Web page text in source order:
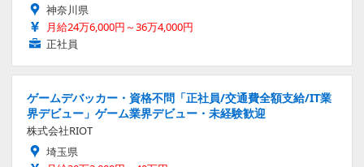
神奈川県
月給24万6,000円～36万4,000円
正社員
ゲームデバッカー・資格不問「正社員/交通費全額支給/IT業
界デビュー」ゲーム業界デビュー・未経験歓迎
株式会社RIOT
埼玉県